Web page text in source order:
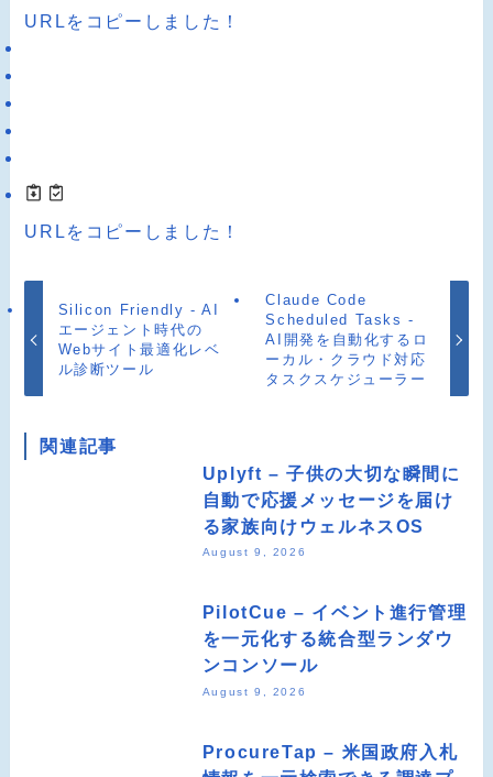
URLをコピーしました！
URLをコピーしました！
Silicon Friendly - AI
エージェント時代の
Webサイト最適化レベ
ル診断ツール
Claude Code
Scheduled Tasks -
AI開発を自動化するロ
ーカル・クラウド対応
タスクスケジューラー
関連記事
Uplyft – 子供の大切な瞬間に
自動で応援メッセージを届け
る家族向けウェルネスOS
August 9, 2026
PilotCue – イベント進行管理
を一元化する統合型ランダウ
ンコンソール
August 9, 2026
ProcureTap – 米国政府入札